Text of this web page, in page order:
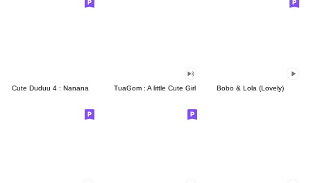
Cute Duduu 4 : Nanana TuaGom : A little Cute Girl Bobo & Lola (Lovely)